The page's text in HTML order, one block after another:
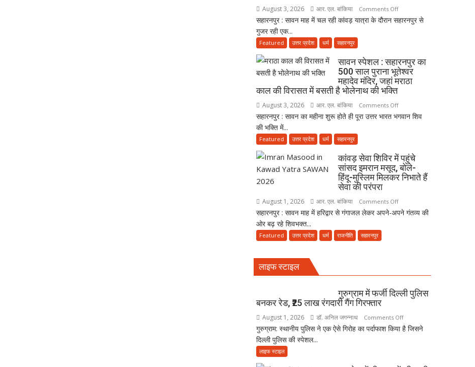
उठाया
पिता
की
सेवा
ही
भोलेनाथ
August 3, 2026 आर. एल. बांकिया Comments Offon
श्रवण
:
100
वर्षीय
कंधों
300
किलोमीटर
की
पर
सहारनपुर : सावन माह में चल रही कांवड़ यात्रा के दौरान सहारनपुर से
गुजर रही एक...
Featured उत्तर प्रदेश धर्म सहारनपुर
सावन स्पेशल : सहारनपुर का
500 साल पुराना भूतेश्वर
महादेव मंदिर, जहां मराठा
काल की विरासत में बसती है भोलेनाथ की भक्ति
August 3, 2026 आर. एल. बांकिया Comments Offon
सावन
का
500
साल
महादेव
में
है
भोलेनाथ
सहारनपुर : सावन का महीना शुरू होते ही पूरा उत्तर भारत भगवान शिव
की भक्ति में...
Featured उत्तर प्रदेश धर्म सहारनपुर
कांवड़ सेवा शिविर में पहुंचे
सांसद इमरान मसूद, बोले-
हिंदू-मुस्लिम मिलकर निभाते हैं
सेवा की परंपरा
August 1, 2026 आर. एल. बांकिया Comments Offon
कांवड़
इमरान
मसूद,
मिलकर
सहारनपुर : सावन माह में हरिद्वार से गंगाजल लेकर अपने-अपने गंतव्य की
ओर बढ़ रहे शिवभक्त...
Featured उत्तर प्रदेश धर्म राजनीति सहारनपुर
लाइफ स्टाइल
गुरुग्राम में फर्जी दिल्ली पुलिस
बनकर रेड, ₹25 लाख रंगदारी गैंग गिरफ्तार
August 1, 2026 डॉ. अनिल जगन्नाथ Comments Offon
गुरुग्राम
गुरुग्राम: स्थानीय पुलिस ने एक ऐसे गिरोह का पर्दाफाश किया है जिसने
दिल्ली पुलिस की स्पेशल...
लाइफ स्टाइल